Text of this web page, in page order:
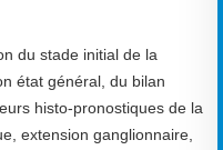
du stade initial de la
état général, du bilan
histo-pronostiques de la
extension ganglionnaire,